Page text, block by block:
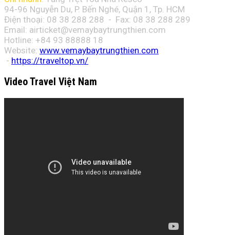
94-96 Nguyễn Du, P. Bến Nghé, Quận 1, Tp. HCM
Điện thoại: 08 38 288 288 - Fax: 08 38 288 289
Email: airticket@vemaybaytrungthien.com
Hotline: +84 93 88888 18
Website: www.vemaybaytrungthien.com
- https://traveltop.vn/
Video Travel Việt Nam